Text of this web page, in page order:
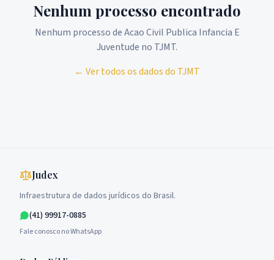
Nenhum processo encontrado
Nenhum processo deAcao Civil Publica Infancia E
Juventude no TJMT.
← Ver todos os dados do TJMT
Judex
Infraestrutura de dados jurídicos do Brasil.
(41) 99917-0885
Fale conosco no WhatsApp